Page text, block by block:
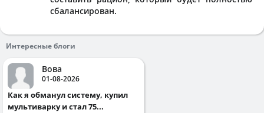
сбалансирован.
Интересные блоги
Вова
01-08-2026
Как я обманул систему, купил
мультиварку и стал 75...